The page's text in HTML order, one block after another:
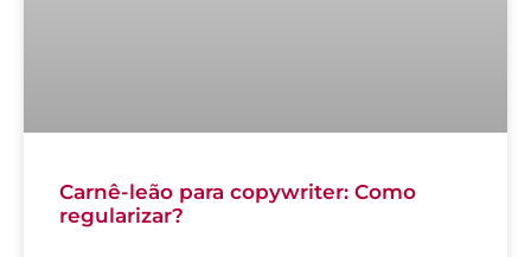
Carnê-leão para copywriter: Como
regularizar?